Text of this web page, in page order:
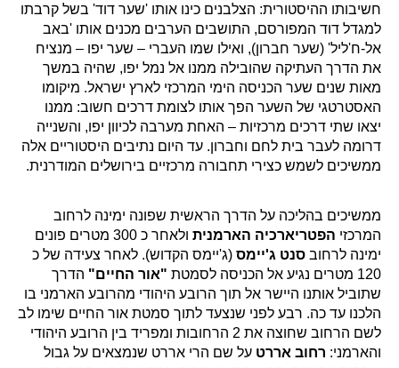
חשיבותו ההיסטורית: הצלבנים כינו אותו 'שער דוד' בשל קרבתו
למגדל דוד המפורסם, התושבים הערבים מכנים אותו 'באב
אל-ח'ליל' (שער חברון), ואילו שמו העברי – שער יפו – מנציח
את הדרך העתיקה שהובילה ממנו אל נמל יפו, שהיה במשך
מאות שנים שער הכניסה הימי המרכזי לארץ ישראל. מיקומו
האסטרטגי של השער הפך אותו לצומת דרכים חשוב: ממנו
יצאו שתי דרכים מרכזיות – האחת מערבה לכיוון יפו, והשנייה
דרומה לעבר בית לחם וחברון. עד היום נתיבים היסטוריים אלה
ממשיכים לשמש כצירי תחבורה מרכזיים בירושלים המודרנית.
ממשיכים בהליכה על הדרך הראשית שפונה ימינה לרחוב
המרכזי הפטריארכיה הארמנית
ולאחר כ 300 מטרים פונים
ימינה לרחוב סנט ג'יימס (ג'יימס הקדוש). לאחר צעידה של כ
120 מטרים נגיע אל הכניסה לסמטת
"אור החיים" הדרך
שתוביל אותנו היישר אל תוך הרובע היהודי מהרובע הארמני בו
הלכנו עד כה. רבע לפני שנצעד לתוך סמטת אור החיים שימו לב
לשם הרחוב שחוצה את 2 הרחובות ומפריד בין הרובע היהודי
והארמני: רחוב אררט על שם הרי אררט שנמצאים על גבול